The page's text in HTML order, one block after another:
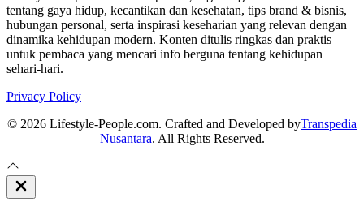
tentang gaya hidup, kecantikan dan kesehatan, tips brand & bisnis,
hubungan personal, serta inspirasi keseharian yang relevan dengan
dinamika kehidupan modern. Konten ditulis ringkas dan praktis
untuk pembaca yang mencari info berguna tentang kehidupan
sehari-hari.
Privacy Policy
© 2026 Lifestyle-People.com. Crafted and Developed byTranspedia
Nusantara. All Rights Reserved.
Close
Off